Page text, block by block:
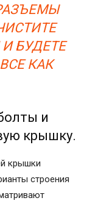
И БУДЕТЕ
КАК
и
крышку.
крышки
строения